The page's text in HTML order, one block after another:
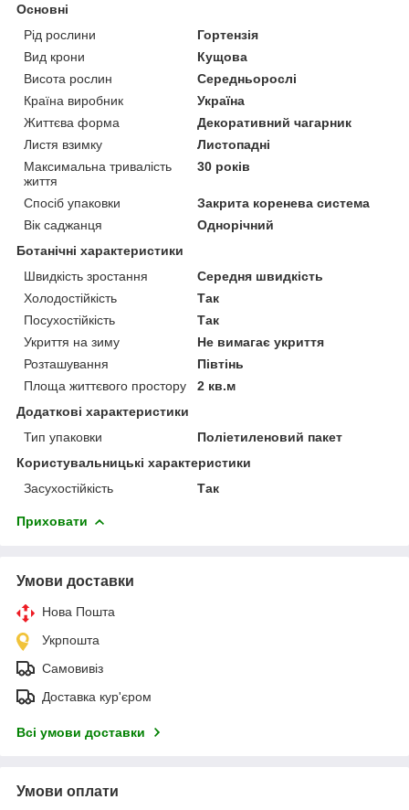
Основні
Рід рослини
Гортензія
Вид крони
Кущова
Висота рослин
Середньорослі
Країна виробник
Україна
Життєва форма
Декоративний чагарник
Листя взимку
Листопадні
Максимальна тривалість
життя
30 років
Спосіб упаковки
Закрита коренева система
Вік саджанця
Однорічний
Ботанічні характеристики
Швидкість зростання
Середня швидкість
Холодостійкість
Так
Посухостійкість
Так
Укриття на зиму
Не вимагає укриття
Розташування
Півтінь
Площа життєвого простору
2 кв.м
Додаткові характеристики
Тип упаковки
Поліетиленовий пакет
Користувальницькі характеристики
Засухостійкість
Так
Приховати
Умови доставки
Нова Пошта
Укрпошта
Самовивіз
Доставка кур'єром
Всі умови доставки
Умови оплати